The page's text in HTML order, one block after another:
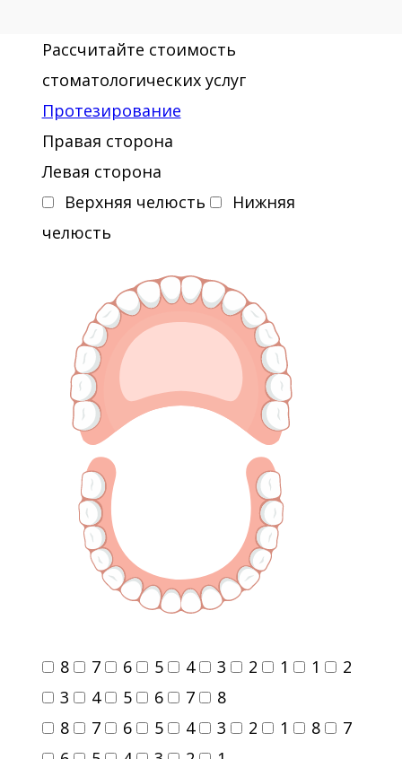
Рассчитайте стоимость
стоматологических услуг
Протезирование
Правая сторона
Левая сторона
Верхняя челюсть
Нижняя
челюсть
8 7 6 5 4 3 2 1 1
2
3
4 5 6 7
8
8
7 6 5 4 3 2 1 8
7